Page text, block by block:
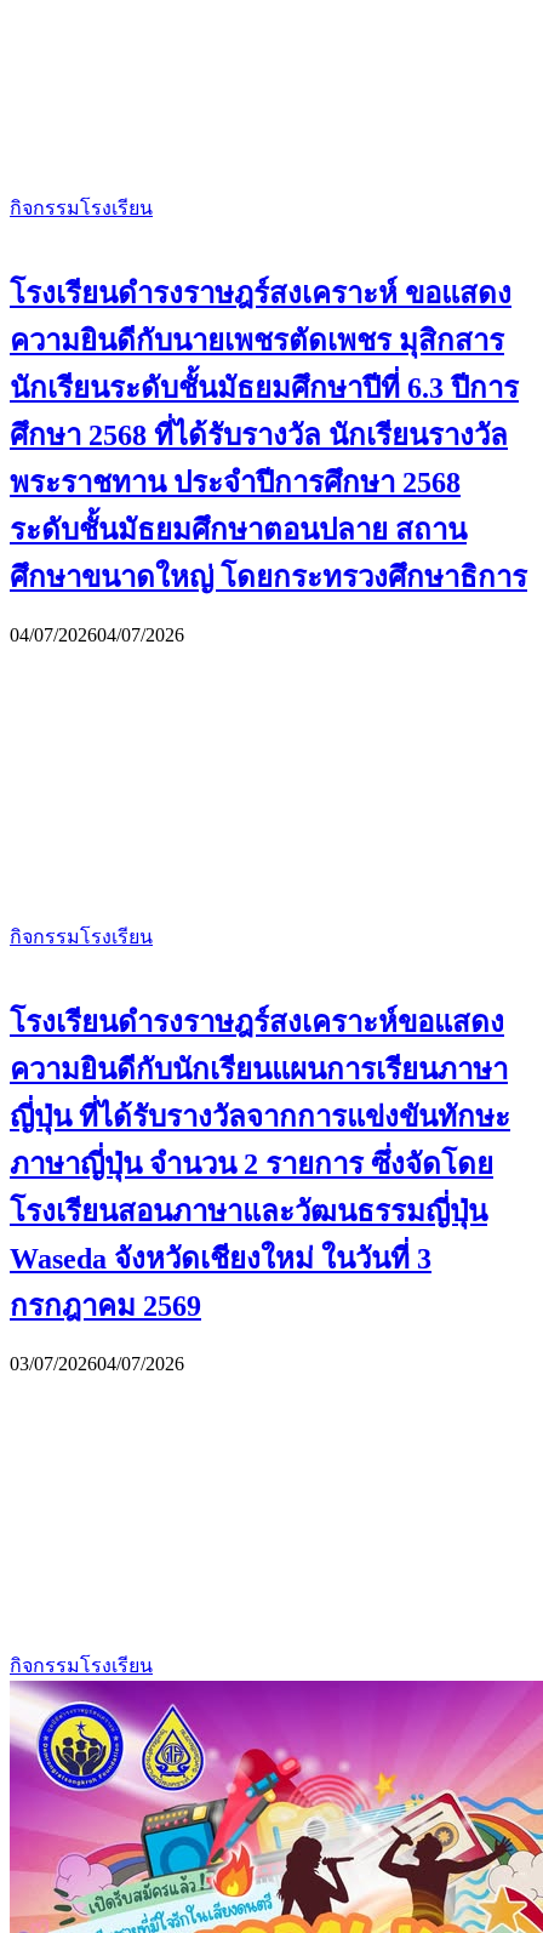
กิจกรรมโรงเรียน
โรงเรียนดำรงราษฎร์สงเคราะห์ ขอแสดง
ความยินดีกับนายเพชรตัดเพชร มุสิกสาร
นักเรียนระดับชั้นมัธยมศึกษาปีที่ 6.3 ปีการ
ศึกษา 2568 ที่ได้รับรางวัล นักเรียนรางวัล
พระราชทาน ประจำปีการศึกษา 2568
ระดับชั้นมัธยมศึกษาตอนปลาย สถาน
ศึกษาขนาดใหญ่ โดยกระทรวงศึกษาธิการ
04/07/202604/07/2026
กิจกรรมโรงเรียน
โรงเรียนดำรงราษฎร์สงเคราะห์ขอแสดง
ความยินดีกับนักเรียนแผนการเรียนภาษา
ญี่ปุ่น ที่ได้รับรางวัลจากการแข่งขันทักษะ
ภาษาญี่ปุ่น จำนวน 2 รายการ ซึ่งจัดโดย
โรงเรียนสอนภาษาและวัฒนธรรมญี่ปุ่น
Waseda จังหวัดเชียงใหม่ ในวันที่ 3
กรกฎาคม 2569
03/07/202604/07/2026
กิจกรรมโรงเรียน